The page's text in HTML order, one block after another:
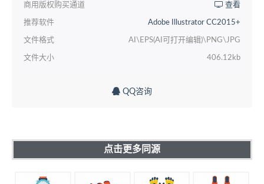
商用版权购买通道 查看
推荐软件 Adobe Illustrator CC2015+
文件格式 AI\EPS(AI可打开编辑)\PNG\JPG
文件大小 406.12kb
QQ咨询
点击更多同源